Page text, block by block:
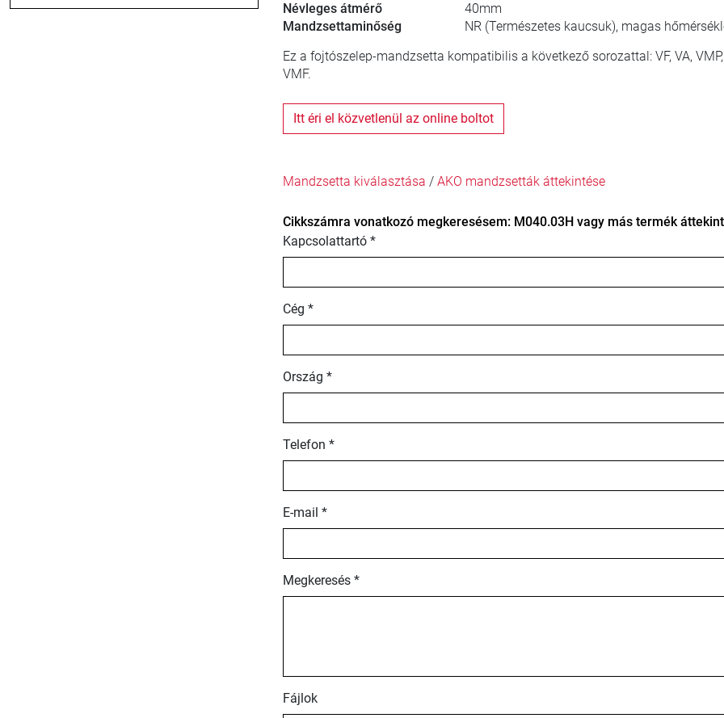
Névleges átmérő
40mm
Mandzsettaminőség
NR (Természetes kaucsuk), magas
Ez a fojtószelep-mandzsetta kompatibilis a következő sorozattal: VF, VA,
VMF.
Itt éri el közvetlenül az online boltot
Mandzsetta kiválasztása / AKO mandzsetták áttekintése
Cikkszámra vonatkozó megkeresésem: M040.03H vagy más termék
Kapcsolattartó *
Cég *
Ország *
Telefon *
E-mail *
Megkeresés *
Fájlok